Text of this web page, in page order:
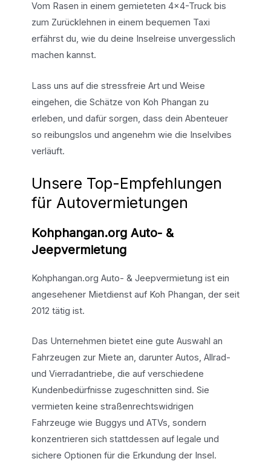
Vom Rasen in einem gemieteten 4x4-Truck bis
zum Zurücklehnen in einem bequemen Taxi
erfährst du, wie du deine Inselreise unvergesslich
machen kannst.
Lass uns auf die stressfreie Art und Weise
eingehen, die Schätze von Koh Phangan zu
erleben, und dafür sorgen, dass dein Abenteuer
so reibungslos und angenehm wie die Inselvibes
verläuft.
Unsere Top-Empfehlungen
für Autovermietungen
Kohphangan.org Auto- &
Jeepvermietung
Kohphangan.org Auto- & Jeepvermietung ist ein
angesehener Mietdienst auf Koh Phangan, der seit
2012 tätig ist.
Das Unternehmen bietet eine gute Auswahl an
Fahrzeugen zur Miete an, darunter Autos, Allrad-
und Vierradantriebe, die auf verschiedene
Kundenbedürfnisse zugeschnitten sind. Sie
vermieten keine straßenrechtswidrigen
Fahrzeuge wie Buggys und ATVs, sondern
konzentrieren sich stattdessen auf legale und
sichere Optionen für die Erkundung der Insel.